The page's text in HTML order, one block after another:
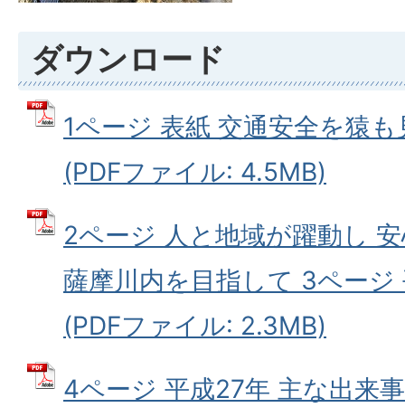
ダウンロード
1ページ 表紙 交通安全を猿
(PDFファイル: 4.5MB)
2ページ 人と地域が躍動し
薩摩川内を目指して 3ペー
(PDFファイル: 2.3MB)
4ページ 平成27年 主な出来